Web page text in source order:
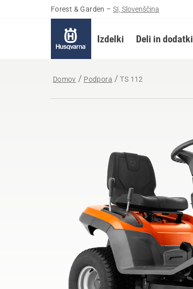
Forest & Garden – SI, Slovenščina
Izdelki Deli in dodatki
Domov Podpora TS 112